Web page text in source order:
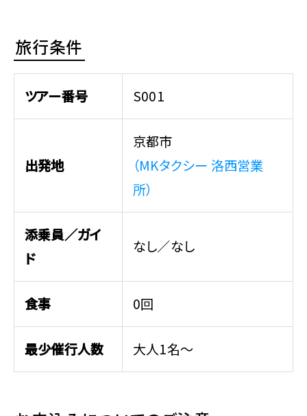
旅行条件
ツアー番号 S001
出発地
京都市
（MKタクシー 洛西営業
所）
添乗員／ガイ
ド
なし／なし
食事 0回
最少催行人数 大人1名～